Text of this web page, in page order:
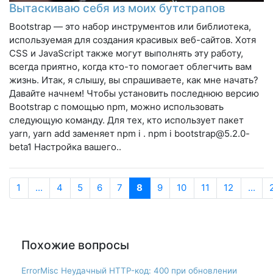
Вытаскиваю себя из моих бутстрапов
Bootstrap — это набор инструментов или библиотека,
используемая для создания красивых веб-сайтов. Хотя
CSS и JavaScript также могут выполнять эту работу,
всегда приятно, когда кто-то помогает облегчить вам
жизнь. Итак, я слышу, вы спрашиваете, как мне начать?
Давайте начнем! Чтобы установить последнюю версию
Bootstrap с помощью npm, можно использовать
следующую команду. Для тех, кто использует пакет
yarn, yarn add заменяет npm i . npm i bootstrap@5.2.0-
beta1 Настройка вашего..
1 ... 4 5 6 7 8 9 10 11 12 ...
Похожие вопросы
ErrorMisc Неудачный HTTP-код: 400 при обновлении